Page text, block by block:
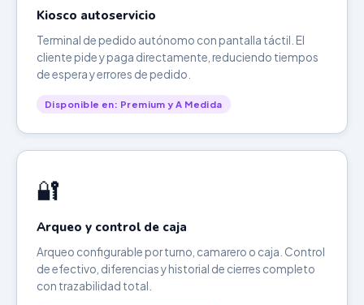
Kiosco autoservicio
Terminal de pedido autónomo con pantalla táctil. El
cliente pide y paga directamente, reduciendo tiempos
de espera y errores de pedido.
Disponible en: Premium y A Medida
🔐
Arqueo y control de caja
Arqueo configurable por turno, camarero o caja. Control
de efectivo, diferencias y historial de cierres completo
con trazabilidad total.